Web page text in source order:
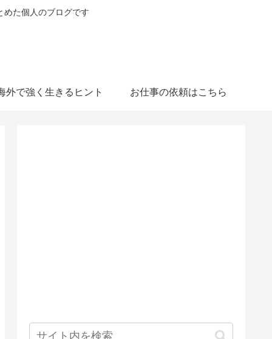
めた個人のブログです
外で強く生きるヒント お仕事の依頼はこちら